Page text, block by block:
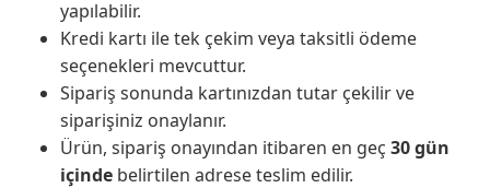
yapılabilir.
Kredi kartı ile tek çekim veya taksitli ödeme
seçenekleri mevcuttur.
Sipariş sonunda kartınızdan tutar çekilir ve
siparişiniz onaylanır.
Ürün, sipariş onayından itibaren en geç 30 gün
içinde belirtilen adrese teslim edilir.